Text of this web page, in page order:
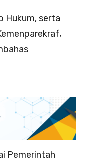
Hukum, serta
Pemerintah